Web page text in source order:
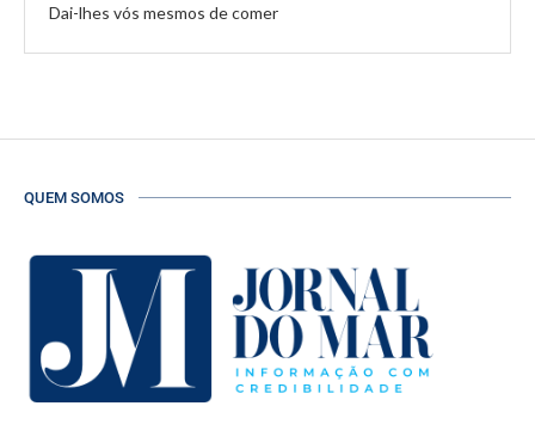
Dai-lhes vós mesmos de comer
QUEM SOMOS